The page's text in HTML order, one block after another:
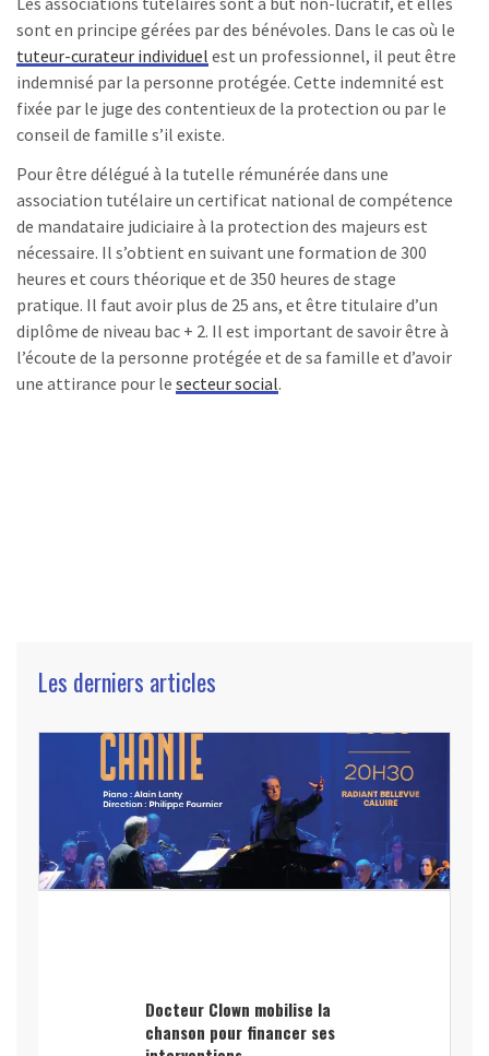
sont en principe gérées par des bénévoles. Dans le cas où le
tuteur-curateur individuel est un professionnel, il peut être
indemnisé par la personne protégée. Cette indemnité est
fixée par le juge des contentieux de la protection ou par le
conseil de famille s’il existe.
Pour être délégué à la tutelle rémunérée dans une
association tutélaire un certificat national de compétence
de mandataire judiciaire à la protection des majeurs est
nécessaire. Il s’obtient en suivant une formation de 300
heures et cours théorique et de 350 heures de stage
pratique. Il faut avoir plus de 25 ans, et être titulaire d’un
diplôme de niveau bac + 2. Il est important de savoir être à
l’écoute de la personne protégée et de sa famille et d’avoir
une attirance pour le secteur social.
Les derniers articles
Docteur Clown mobilise la
chanson pour financer ses